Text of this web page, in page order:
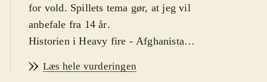
for vold. Spillets tema gør, at jeg vil
anbefale fra 14 år.
Historien i Heavy fire - Afghanistan
er man taget til Afghanistan for at
Læs hele vurderingen